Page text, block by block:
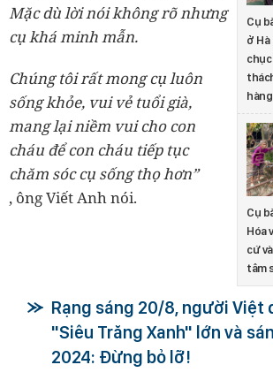
Cụ
ở Hà
hàng
Cụ
Hóa
cứ
tâm
Mặc dù lời nói không rõ nhưng
cụ khá minh mẫn.
Chúng tôi rất mong cụ luôn
sống khỏe, vui vẻ tuổi già,
mang lại niềm vui cho con
cháu để con cháu tiếp tục
chăm sóc cụ sống thọ hơn”
, ông Viết Anh nói.
Rạng sáng 20/8, người Việt
"Siêu Trăng Xanh" lớn và
2024: Đừng bỏ lỡ!